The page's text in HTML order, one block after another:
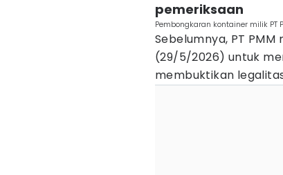
pemeriksaan
Pembongkaran kontainer milik
Sebelumnya, PT
(29/5/2026) untuk
membuktikan